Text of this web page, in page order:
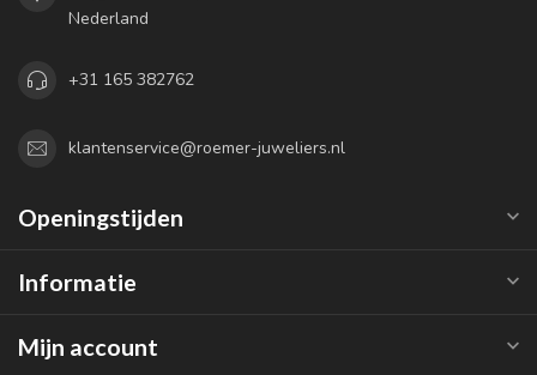
Nederland
+31 165 382762
klantenservice@roemer-juweliers.nl
Openingstijden
Informatie
Mijn account